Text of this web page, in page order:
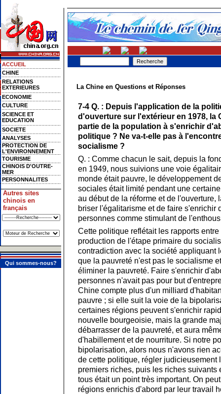
ACCUEIL
CHINE
RELATIONS
EXTERIEURES
ECONOMIE
CULTURE
SCIENCE ET
EDUCATION
SOCIETE
ANALYSES
PROTECTION DE
L'ENVIRONNEMENT
TOURISME
CHINOIS D'OUTRE-
MER
PERSONNALITES
Autres sites
chinois en
français
Qui sommes-nous?
La Chine en Questions et Réponses
7-4 Q. : Depuis l'application de la
d'ouverture sur l'extérieur en 1978, la
partie de la population à s'enrichir
politique ? Ne va-t-elle pas à
socialisme ?
Q. : Comme chacun le sait, depuis la
en 1949, nous suivions une voie
monde était pauvre, le développement
sociales était limité pendant une
au début de la réforme et de l'ouverture,
briser l'égalitarisme et de faire s'enrichir
personnes comme stimulant de
Cette politique reflétait les rapports
production de l'étape primaire du
contradiction avec la société appliquant
que la pauvreté n'est pas le socialisme
éliminer la pauvreté. Faire s'enrichir
personnes n'avait pas pour but
Chine compte plus d'un milliard
pauvre ; si elle suit la voie de la
certaines régions peuvent s'enrichir
nouvelle bourgeoisie, mais la grande
débarrasser de la pauvreté, et aura
d'habillement et de nourriture. Si notre
bipolarisation, alors nous n'avons rien
de cette politique, régler judicieusement
premiers riches, puis les riches suivants
tous était un point très important. On
régions enrichis d'abord par leur travail